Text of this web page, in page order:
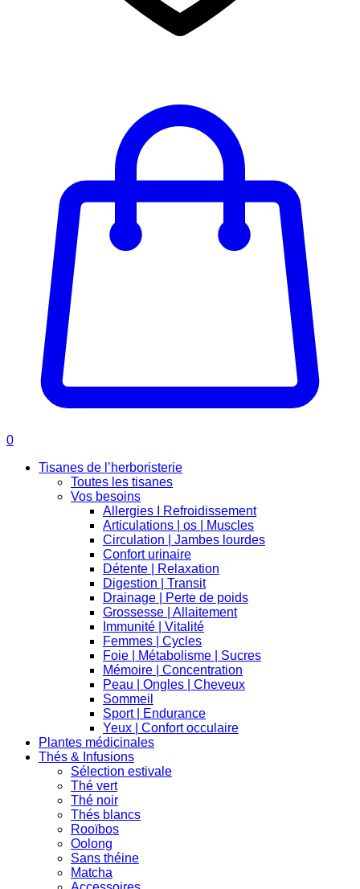
0
Tisanes de l’herboristerie
Toutes les tisanes
Vos besoins
Allergies I Refroidissement
Articulations | os | Muscles
Circulation | Jambes lourdes
Confort urinaire
Détente | Relaxation
Digestion | Transit
Drainage | Perte de poids
Grossesse | Allaitement
Immunité | Vitalité
Femmes | Cycles
Foie | Métabolisme | Sucres
Mémoire | Concentration
Peau | Ongles | Cheveux
Sommeil
Sport | Endurance
Yeux | Confort occulaire
Plantes médicinales
Thés & Infusions
Sélection estivale
Thé vert
Thé noir
Thés blancs
Rooïbos
Oolong
Sans théine
Matcha